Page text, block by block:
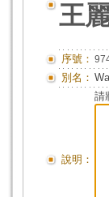
王
序號：
別名：
說明：
請